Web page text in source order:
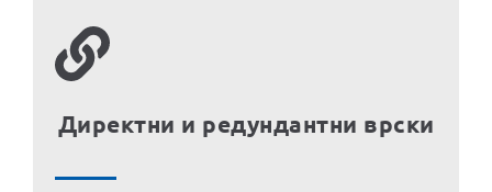
Директни и редундантни врски